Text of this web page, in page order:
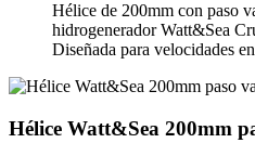
Hélice de 200mm con paso
hidrogenerador Watt&Sea
Diseñada para velocidades
Hélice Watt&Sea 200mm